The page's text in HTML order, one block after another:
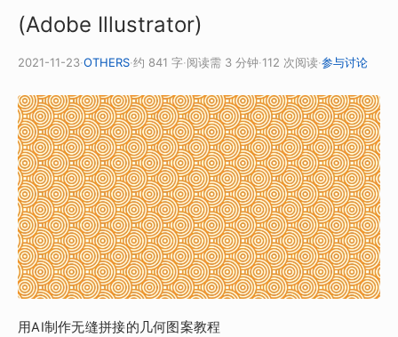
(Adobe Illustrator)
2021-11-23·OTHERS·约 841 字·阅读需 3 分钟·112 次阅读·参与讨论
用AI制作无缝拼接的几何图案教程